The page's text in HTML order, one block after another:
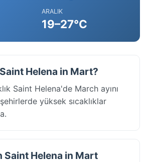
ARALIK
19–27°C
Helena in Mart?
Saint Helena'de March ayını
yüksek sıcaklıklar
Saint Helena in Mart